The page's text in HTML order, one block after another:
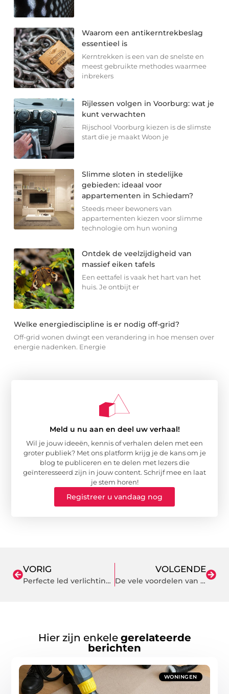
Waarom een antikerntrekbeslag
essentieel is
Kerntrekken is een van de snelste en
meest gebruikte methodes waarmee
inbrekers
Rijlessen volgen in Voorburg: wat je
kunt verwachten
Rijschool Voorburg kiezen is de slimste
start die je maakt Woon je
Slimme sloten in stedelijke
gebieden: ideaal voor
appartementen in Schiedam?
Steeds meer bewoners van
appartementen kiezen voor slimme
technologie om hun woning
Ontdek de veelzijdigheid van
massief eiken tafels
Een eettafel is vaak het hart van het
huis. Je ontbijt er
Welke energiediscipline is er nodig off-grid?
Off-grid wonen dwingt een verandering in hoe mensen over
energie nadenken. Energie
Meld u nu aan en deel uw verhaal!
Wil je jouw ideeën, kennis of verhalen delen met een
groter publiek? Met ons platform krijg je de kans om je
blog te publiceren en te delen met lezers die
geïnteresseerd zijn in jouw content. Schrijf mee en laat
je stem horen!
Registreer u vandaag nog
VORIG
Perfecte led verlichting kantoorverlichting nodig?
VOLGENDE
De vele voordelen van machinaal straten
Hier zijn enkele gerelateerde
berichten
WONINGEN